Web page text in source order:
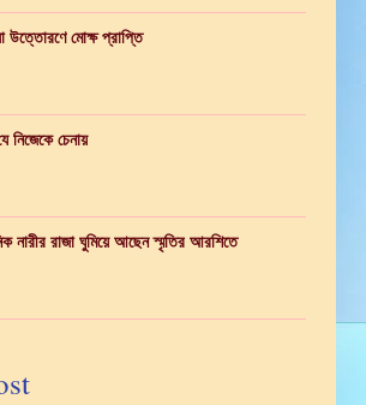
উত্তোরণে মোক্ষ প্রাপ্তি
নিজেকে চেনায়
নারীর রাজা ঘুমিয়ে আছেন স্মৃতির আরশিতে